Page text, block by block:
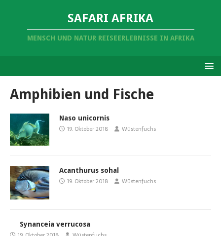
SAFARI AFRIKA
MENSCH UND NATUR REISEERLEBNISSE IN AFRIKA
Amphibien und Fische
Naso unicornis
19. Oktober 2018 Wüstenfuchs
Acanthurus sohal
19. Oktober 2018 Wüstenfuchs
Synanceia verrucosa